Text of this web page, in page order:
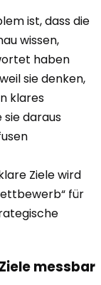
ist, dass die
wissen,
haben
sie denken,
klares
daraus
Ziele wird
für
messbar